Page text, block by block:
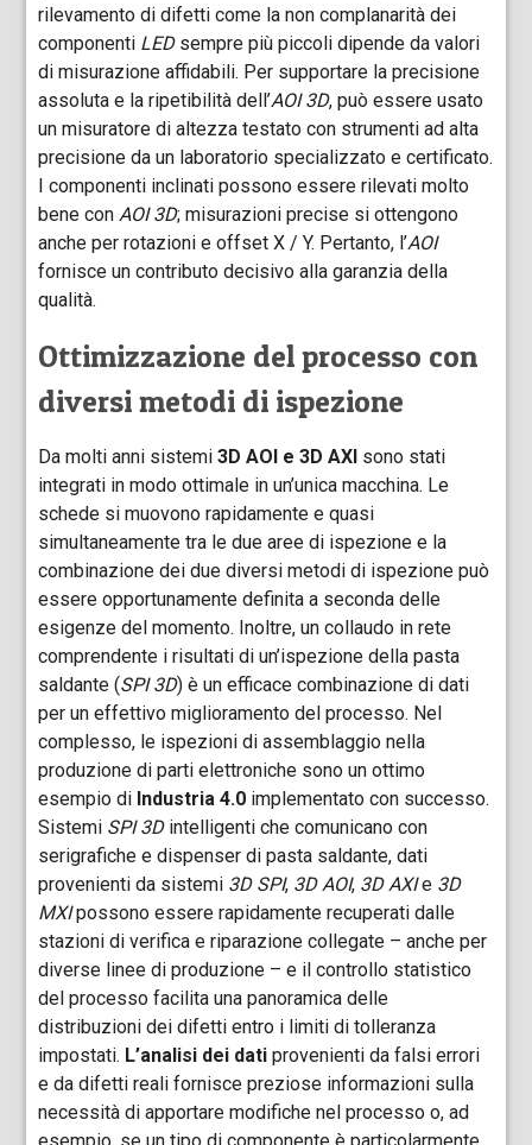
rilevamento di difetti come la non complanarità dei
componenti LED sempre più piccoli dipende da valori
di misurazione affidabili. Per supportare la precisione
assoluta e la ripetibilità dell’AOI 3D, può essere usato
un misuratore di altezza testato con strumenti ad alta
precisione da un laboratorio specializzato e certificato.
I componenti inclinati possono essere rilevati molto
bene conAOI 3D; misurazioni precise si ottengono
anche per rotazioni e offset X / Y. Pertanto, l’AOI
fornisce un contributo decisivo alla garanzia della
qualità.
Ottimizzazione del processo con
diversi metodi di ispezione
Da molti anni sistemi3D AOI e 3D AXI sono stati
integrati in modo ottimale in un’unica macchina. Le
schede si muovono rapidamente e quasi
simultaneamente tra le due aree di ispezione e la
combinazione dei due diversi metodi di ispezione può
essere opportunamente definita a seconda delle
esigenze del momento. Inoltre, un collaudo in rete
comprendente i risultati di un’ispezione della pasta
saldante (SPI 3D) è un efficace combinazione di dati
per un effettivo miglioramento del processo. Nel
complesso, le ispezioni di assemblaggio nella
produzione di parti elettroniche sono un ottimo
esempio di Industria 4.0 implementato con successo.
Sistemi SPI 3Dintelligenti che comunicano con
serigrafiche e dispenser di pasta saldante, dati
provenienti da sistemi 3D SPI, 3D AOI, 3D AXIe 3D
MXIpossono essere rapidamente recuperati dalle
stazioni di verifica e riparazione collegate – anche per
diverse linee di produzione – e il controllo statistico
del processo facilita una panoramica delle
distribuzioni dei difetti entro i limiti di tolleranza
impostati. L’analisi dei dati provenienti da falsi errori
e da difetti reali fornisce preziose informazioni sulla
necessità di apportare modifiche nel processo o, ad